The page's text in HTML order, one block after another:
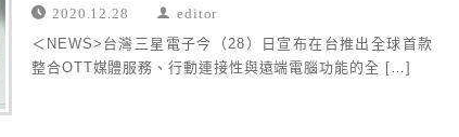
2020.12.28 editor
＜NEWS>台灣三星電子今（28）日宣布在台推出全球首款
整合OTT媒體服務、行動連接性與遠端電腦功能的全 […]